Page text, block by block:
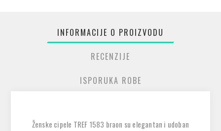
INFORMACIJE O PROIZVODU
RECENZIJE
ISPORUKA ROBE
Ženske cipele TREF 1583 braon su elegantan i udoban